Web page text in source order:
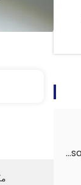
Eric-wang@sapphire-substrate.com